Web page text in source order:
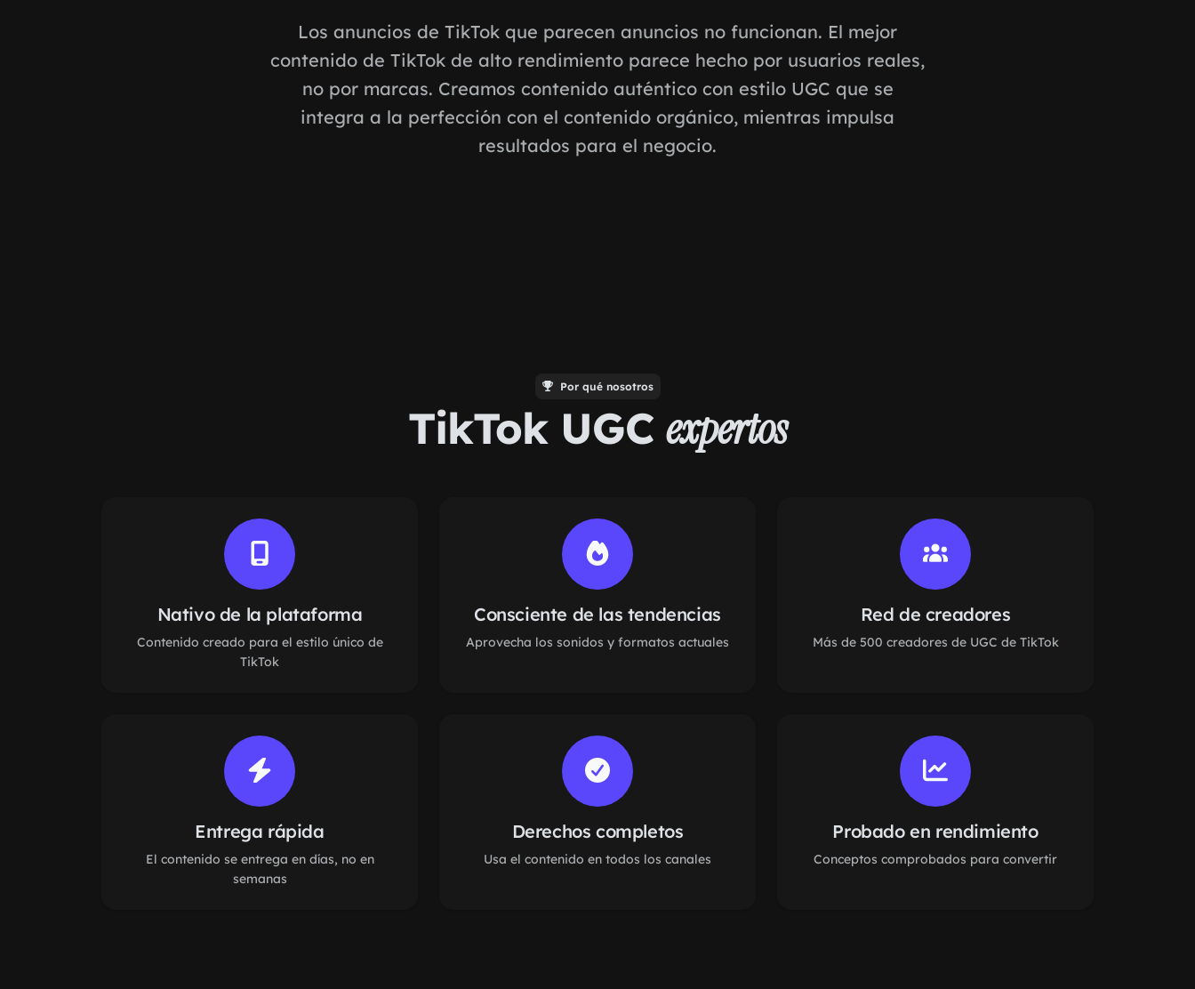
Los anuncios de TikTok que parecen anuncios no funcionan. El mejor
contenido de TikTok de alto rendimiento parece hecho por usuarios reales,
no por marcas. Creamos contenido auténtico con estilo UGC que se
integra a la perfección con el contenido orgánico, mientras impulsa
resultados para el negocio.
Por qué nosotros
TikTok UGCexpertos
Nativo de la plataforma
Contenido creado para el estilo único de
TikTok
Consciente de las tendencias
Aprovecha los sonidos y formatos actuales
Red de creadores
Más de 500 creadores de UGC de TikTok
Entrega rápida
El contenido se entrega en días, no en
semanas
Derechos completos
Usa el contenido en todos los canales
Probado en rendimiento
Conceptos comprobados para convertir